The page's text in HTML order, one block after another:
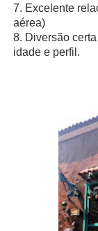
7. Excelente
aérea)
8. Diversão
idade e perfil.